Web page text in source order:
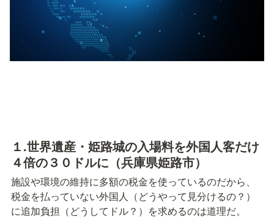
１.世界遺産・姫路城の入場料を外国人客だけ
４倍の３０ドルに（兵庫県姫路市）
施設や環境の維持に多額の税金を使っているのだから、
税金を払っていない外国人（どうやって見分けるの？）
に追加負担（どうしてドル？）を求めるのは道理だ。